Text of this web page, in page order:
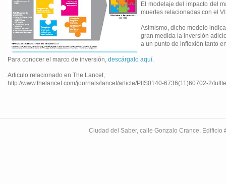
El modelaje del impacto del
muertes relacionadas con el
Asimismo, dicho modelo
gran medida la inversión
a un punto de inflexión tanto
Para conocer el marco de inversión, descárgalo aquí.
Articulo relacionado en The Lancet,
http://www.thelancet.com/journals/lancet/article/PIIS0140-6736(11)60702-2/
Ciudad del Saber, calle Gonzalo Crance,